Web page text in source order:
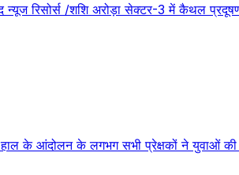
रिसोर्स /शशि अरोड़ा सेक्टर-3 में कैथल
के आंदोलन के लगभग सभी प्रेक्षकों ने युवाओं